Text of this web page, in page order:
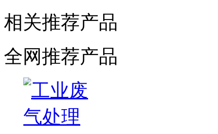
相关推荐产品
全网推荐产品